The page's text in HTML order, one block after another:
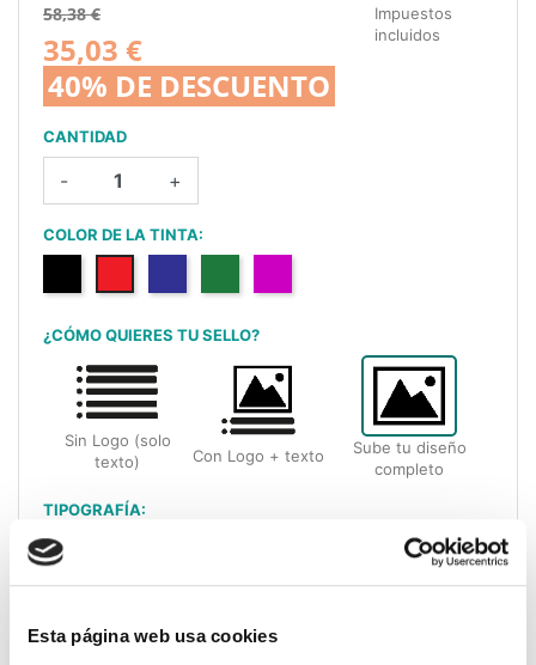
Esta página web usa cookies
58,38 €
35,03 €
40% DE DESCUENTO
Impuestos
incluidos
CANTIDAD
- +
COLOR DE LA TINTA:
Negro
Rojo Verde
¿CÓMO QUIERES TU SELLO?
Sin Logo (solo
texto)
Con Logo + texto
Sube tu diseño
completo
TIPOGRAFÍA:
No